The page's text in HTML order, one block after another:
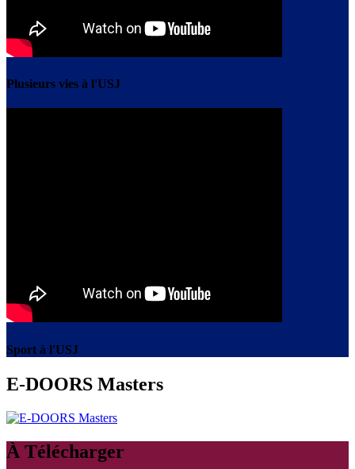
Plusieurs vies à l'USJ
Sport à l'USJ
E-DOORS Masters
À Télécharger